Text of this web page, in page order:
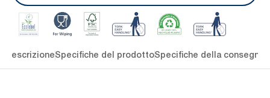
DescrizioneSpecifiche del prodottoSpecifiche della consegna